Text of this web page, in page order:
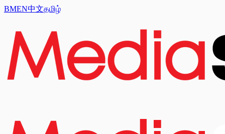
BMEN中文தமிழ்